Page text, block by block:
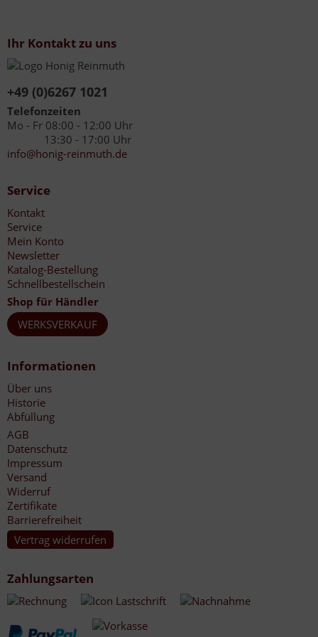
Ihr Kontakt zu uns
+49 (0)6267 1021
Telefonzeiten
Mo - Fr 08:00 - 12:00 Uhr
13:30 - 17:00 Uhr
info@honig-reinmuth.de
Service
Kontakt
Service
Mein Konto
Newsletter
Katalog-Bestellung
Schnellbestellschein
Shop für Händler
WERKSVERKAUF
Informationen
Über uns
Historie
Abfüllung
AGB
Datenschutz
Impressum
Versand
Widerruf
Zertifikate
Barrierefreiheit
Vertrag widerrufen
Zahlungsarten